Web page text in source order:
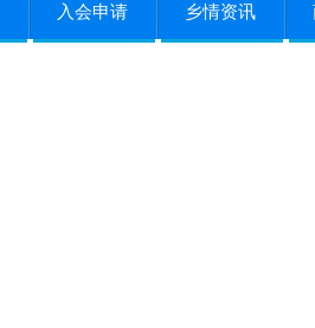
入会申请 乡情资讯